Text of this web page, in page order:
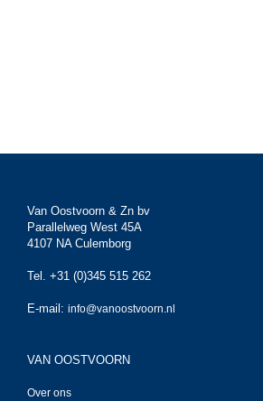
Van Oostvoorn & Zn bv
Parallelweg West 45A
4107 NA Culemborg
Tel. +31 (0)345 515 262
E-mail: info@vanoostvoorn.nl
VAN OOSTVOORN
Over ons